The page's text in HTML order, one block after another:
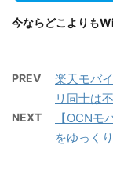
今ならどこよりも
PREV
楽天モバ
リ同士は
NEXT
【OCN
をゆっく